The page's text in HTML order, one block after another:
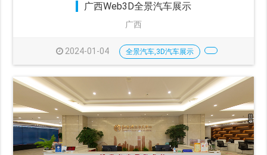
广西Web3D全景汽车展示
广西
2024-01-04 全景汽车,3D汽车展示